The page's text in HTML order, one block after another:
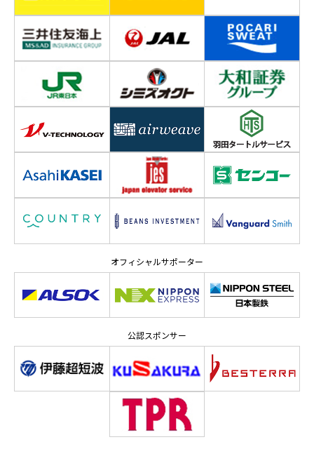
オフィシャルサポーター
公認スポンサー